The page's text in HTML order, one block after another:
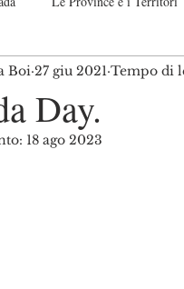
sistema Canadese Guide
Day.
Boi 27 giu 2021 Tempo di
18 ago 2023
NaN stelle su 5.